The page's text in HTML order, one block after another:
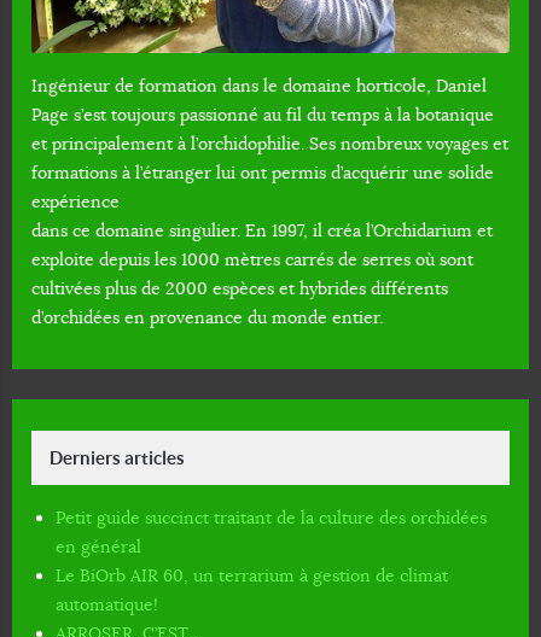
Ingénieur de formation dans le domaine horticole, Daniel
Page s’est toujours passionné au fil du temps à la botanique
et principalement à l’orchidophilie. Ses nombreux voyages et
formations à l’étranger lui ont permis d’acquérir une solide
expérience
dans ce domaine singulier. En 1997, il créa l’Orchidarium et
exploite depuis les 1000 mètres carrés de serres où sont
cultivées plus de 2000 espèces et hybrides différents
d’orchidées en provenance du monde entier.
Derniers articles
Petit guide succinct traitant de la culture des orchidées
en général
Le BiOrb AIR 60, un terrarium à gestion de climat
automatique!